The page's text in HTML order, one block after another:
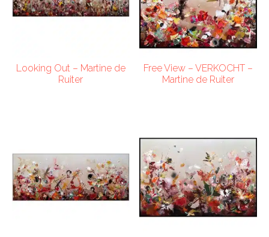
Looking Out – Martine de
Ruiter
Free View – VERKOCHT –
Martine de Ruiter